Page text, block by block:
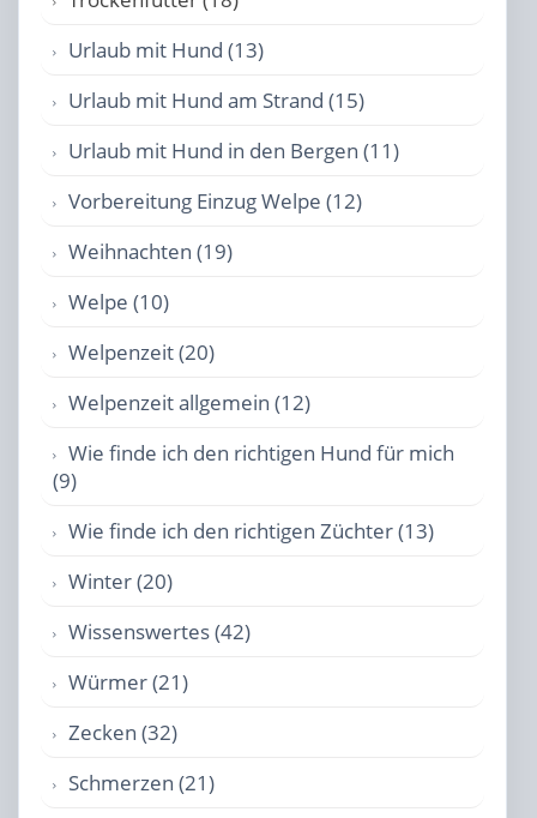
Urlaub mit Hund (13)
Urlaub mit Hund am Strand (15)
Urlaub mit Hund in den Bergen (11)
Vorbereitung Einzug Welpe (12)
Weihnachten (19)
Welpe (10)
Welpenzeit (20)
Welpenzeit allgemein (12)
Wie finde ich den richtigen Hund für mich
(9)
Wie finde ich den richtigen Züchter (13)
Winter (20)
Wissenswertes (42)
Würmer (21)
Zecken (32)
Schmerzen (21)